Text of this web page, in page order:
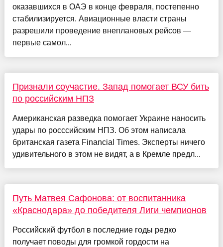
оказавшихся в ОАЭ в конце февраля, постепенно
стабилизируется. Авиационные власти страны
разрешили проведение внеплановых рейсов —
первые самол...
Признали соучастие. Запад помогает ВСУ бить
по российским НПЗ
Американская разведка помогает Украине наносить
удары по росссийским НПЗ. Об этом написала
британская газета Financial Times. Эксперты ничего
удивительного в этом не видят, а в Кремле предл...
Путь Матвея Сафонова: от воспитанника
«Краснодара» до победителя Лиги чемпионов
Российский футбол в последние годы редко
получает поводы для громкой гордости на